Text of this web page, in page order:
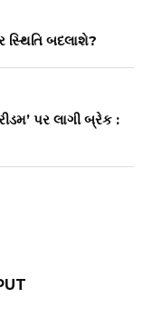
સ્થિતિ બદલાશે?
પર લાગી બ્રેક :